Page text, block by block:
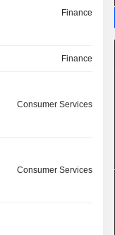
Finance
Finance
Consumer Services
Consumer Services